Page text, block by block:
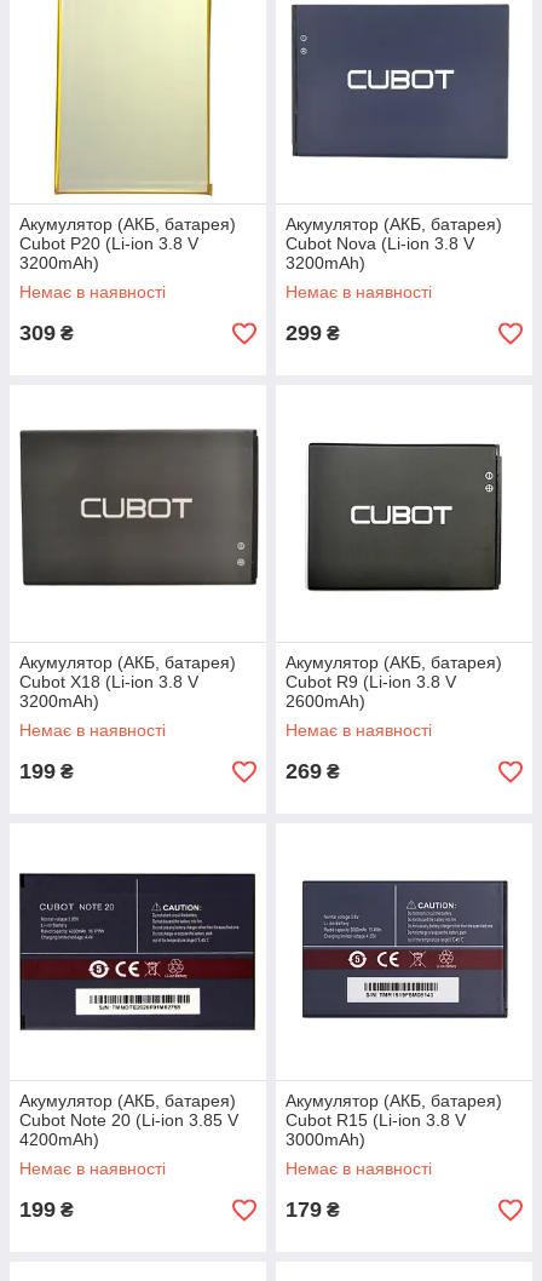
Акумулятор (АКБ, батарея)
Cubot P20 (Li-ion 3.8 V
3200mAh)
Немає в наявності
309 ₴
Акумулятор (АКБ, батарея)
Cubot Nova (Li-ion 3.8 V
3200mAh)
Немає в наявності
299 ₴
Акумулятор (АКБ, батарея)
Cubot X18 (Li-ion 3.8 V
3200mAh)
Немає в наявності
199 ₴
Акумулятор (АКБ, батарея)
Cubot R9 (Li-ion 3.8 V
2600mAh)
Немає в наявності
269 ₴
Акумулятор (АКБ, батарея)
Cubot Note 20 (Li-ion 3.85 V
4200mAh)
Немає в наявності
199 ₴
Акумулятор (АКБ, батарея)
Cubot R15 (Li-ion 3.8 V
3000mAh)
Немає в наявності
179 ₴